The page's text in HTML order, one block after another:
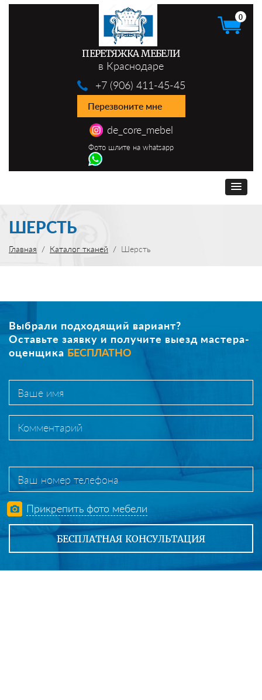
ПЕРЕТЯЖКА МЕБЕЛИ
в Краснодаре
de_core_mebel
Фото шлите на whatsapp
+7 (906) 411-45-45
Перезвоните мне
0
ШЕРСТЬ
Главная Каталог тканей Шерсть
Выбрали подходящий вариант?
Оставьте заявку и получите выезд мастера-
оценщика БЕСПЛАТНО
Прикрепить фото мебели